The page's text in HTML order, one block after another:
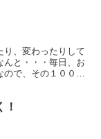
り、変わったりして
んと・・・毎日、お
ので、その１００円